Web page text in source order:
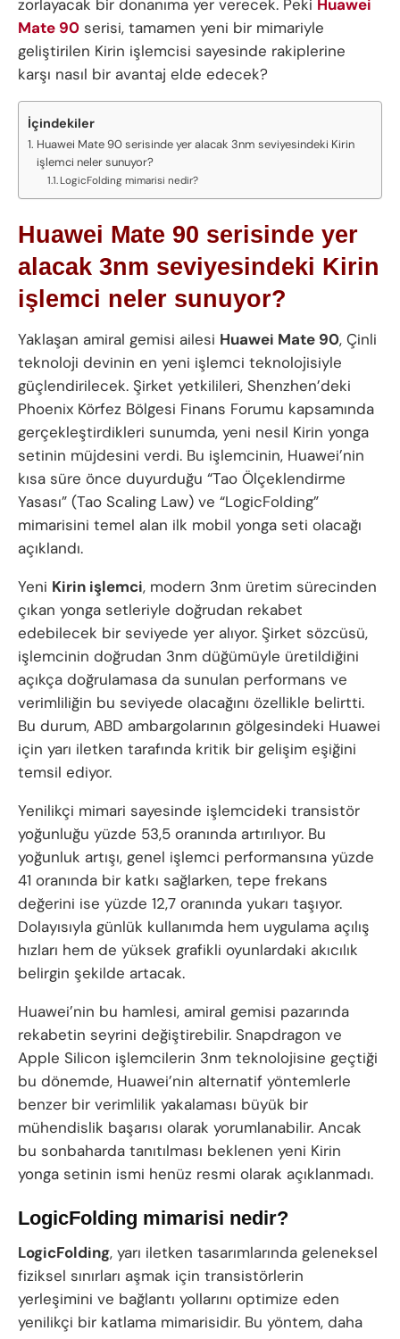
zorlayacak bir donanıma yer verecek. Peki Huawei
Mate 90 serisi, tamamen yeni bir mimariyle
geliştirilen Kirin işlemcisi sayesinde rakiplerine
karşı nasıl bir avantaj elde edecek?
İçindekiler
Huawei Mate 90 serisinde yer alacak 3nm seviyesindeki Kirin
işlemci neler sunuyor?
LogicFolding mimarisi nedir?
Huawei Mate 90 serisinde yer
alacak 3nm seviyesindeki Kirin
işlemci neler sunuyor?
Yaklaşan amiral gemisi ailesi Huawei Mate 90, Çinli
teknoloji devinin en yeni işlemci teknolojisiyle
güçlendirilecek. Şirket yetkilileri, Shenzhen’deki
Phoenix Körfez Bölgesi Finans Forumu kapsamında
gerçekleştirdikleri sunumda, yeni nesil Kirin yonga
setinin müjdesini verdi. Bu işlemcinin, Huawei’nin
kısa süre önce duyurduğu “Tao Ölçeklendirme
Yasası” (Tao Scaling Law) ve “LogicFolding”
mimarisini temel alan ilk mobil yonga seti olacağı
açıklandı.
Yeni Kirin işlemci, modern 3nm üretim sürecinden
çıkan yonga setleriyle doğrudan rekabet
edebilecek bir seviyede yer alıyor. Şirket sözcüsü,
işlemcinin doğrudan 3nm düğümüyle üretildiğini
açıkça doğrulamasa da sunulan performans ve
verimliliğin bu seviyede olacağını özellikle belirtti.
Bu durum, ABD ambargolarının gölgesindeki Huawei
için yarı iletken tarafında kritik bir gelişim eşiğini
temsil ediyor.
Yenilikçi mimari sayesinde işlemcideki transistör
yoğunluğu yüzde 53,5 oranında artırılıyor. Bu
yoğunluk artışı, genel işlemci performansına yüzde
41 oranında bir katkı sağlarken, tepe frekans
değerini ise yüzde 12,7 oranında yukarı taşıyor.
Dolayısıyla günlük kullanımda hem uygulama açılış
hızları hem de yüksek grafikli oyunlardaki akıcılık
belirgin şekilde artacak.
Huawei’nin bu hamlesi, amiral gemisi pazarında
rekabetin seyrini değiştirebilir. Snapdragon ve
Apple Silicon işlemcilerin 3nm teknolojisine geçtiği
bu dönemde, Huawei’nin alternatif yöntemlerle
benzer bir verimlilik yakalaması büyük bir
mühendislik başarısı olarak yorumlanabilir. Ancak
bu sonbaharda tanıtılması beklenen yeni Kirin
yonga setinin ismi henüz resmi olarak açıklanmadı.
LogicFolding mimarisi nedir?
LogicFolding, yarı iletken tasarımlarında geleneksel
fiziksel sınırları aşmak için transistörlerin
yerleşimini ve bağlantı yollarını optimize eden
yenilikçi bir katlama mimarisidir. Bu yöntem, daha